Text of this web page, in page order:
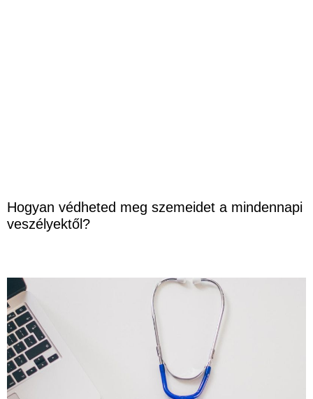
Hogyan védheted meg szemeidet a mindennapi
veszélyektől?